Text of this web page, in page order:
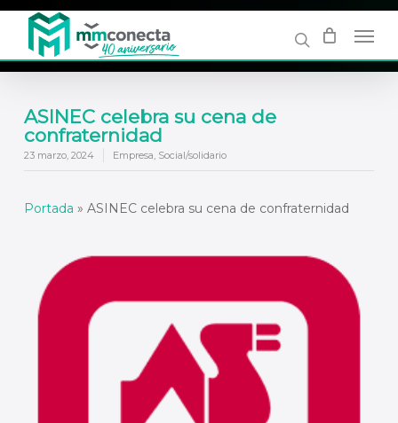
content
ASINEC celebra su cena de
confraternidad
23 marzo, 2024 Empresa, Social/solidario
Portada » ASINEC celebra su cena de confraternidad